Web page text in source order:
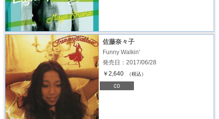
佐藤奈々子
Funny Walkin'
発売日：2017/06/28
￥2,640
（税込）